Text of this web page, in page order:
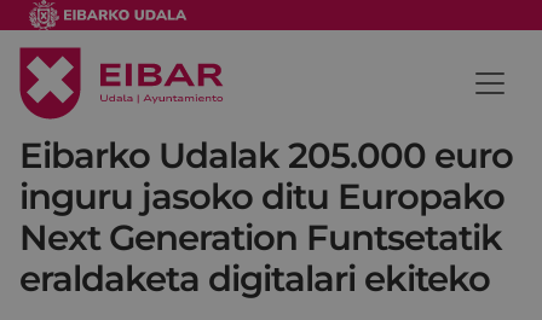
Eibarko Udalak 205.000 euro
inguru jasoko ditu Europako
Next Generation Funtsetatik
eraldaketa digitalari ekiteko